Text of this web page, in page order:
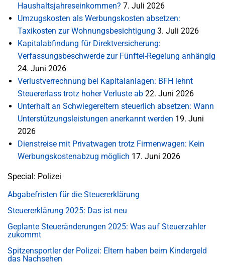
Haushaltsjahreseinkommen? 7. Juli 2026
Umzugskosten als Werbungskosten absetzen:
Taxikosten zur Wohnungsbesichtigung 3. Juli 2026
Kapitalabfindung für Direktversicherung:
Verfassungsbeschwerde zur Fünftel-Regelung anhängig
24. Juni 2026
Verlustverrechnung bei Kapitalanlagen: BFH lehnt
Steuererlass trotz hoher Verluste ab 22. Juni 2026
Unterhalt an Schwiegereltern steuerlich absetzen: Wann
Unterstützungsleistungen anerkannt werden 19. Juni
2026
Dienstreise mit Privatwagen trotz Firmenwagen: Kein
Werbungskostenabzug möglich 17. Juni 2026
Special: Polizei
Abgabefristen für die Steuererklärung
Steuererklärung 2025: Das ist neu
Geplante Steueränderungen 2025: Was auf Steuerzahler
zukommt
Spitzensportler der Polizei: Eltern haben beim Kindergeld
das Nachsehen